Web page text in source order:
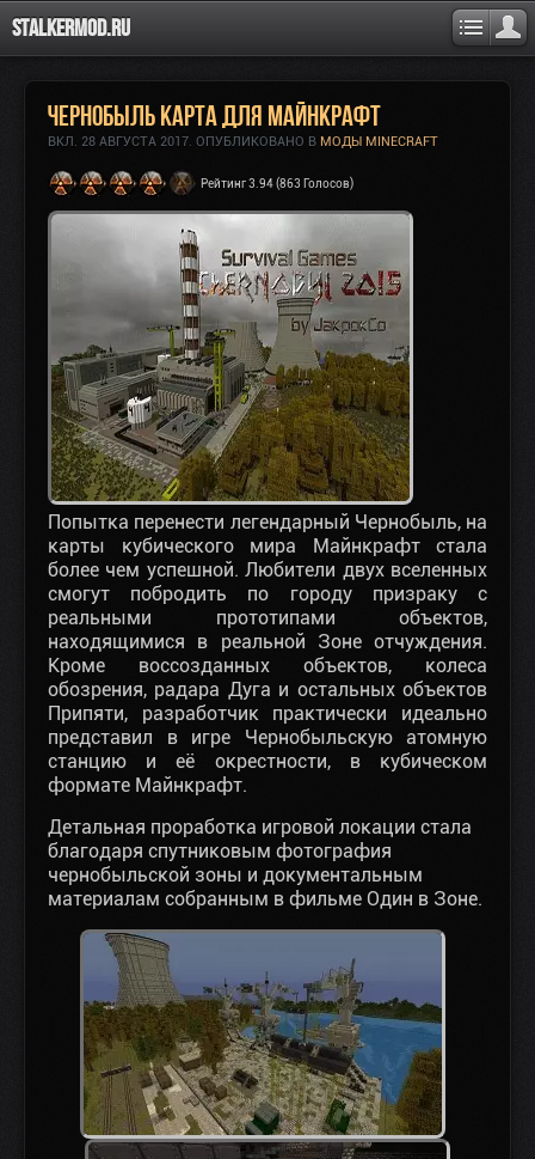
Stalkermod.ru
Чернобыль карта для Майнкрафт
ВКЛ. 28 АВГУСТА 2017. ОПУБЛИКОВАНО В МОДЫ MINECRAFT
Рейтинг 3.94 (863 Голосов)
Попытка перенести легендарный Чернобыль, на
карты кубического мира Майнкрафт стала
более чем успешной. Любители двух вселенных
смогут побродить по городу призраку с
реальными прототипами объектов,
находящимися в реальной Зоне отчуждения.
Кроме воссозданных объектов, колеса
обозрения, радара Дуга и остальных объектов
Припяти, разработчик практически идеально
представил в игре Чернобыльскую атомную
станцию и её окрестности, в кубическом
формате Майнкрафт.
Детальная проработка игровой локации стала
благодаря спутниковым фотография
чернобыльской зоны и документальным
материалам собранным в фильме Один в Зоне.